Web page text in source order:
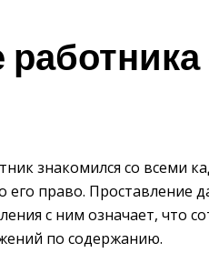
знакомился со всеми
его право. Проставление
с ним означает, что
по содержанию.